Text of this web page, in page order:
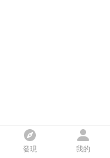
發現 我的